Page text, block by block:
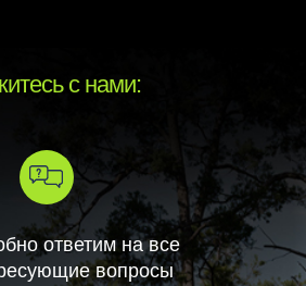
с нами:
ответим на все
вопросы